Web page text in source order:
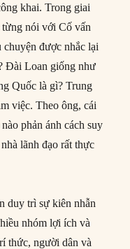
khai. Trong giai
nói với Cố vấn
được nhắc lại
Đài Loan giống như
Quốc là gì? Trung
việc. Theo ông, cái
phản ánh cách suy
lãnh đạo rất thực
duy trì sự kiên nhẫn
nhóm lợi ích và
thức, người dân và